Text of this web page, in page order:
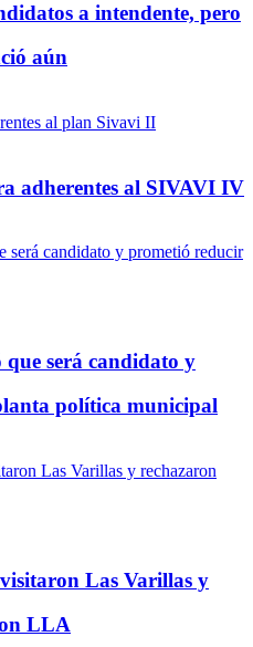
a intendente, pero
aún
adherentes al SIVAVI IV
será candidato y
política municipal
Las Varillas y
LLA